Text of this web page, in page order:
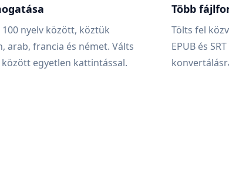
nyelv között, köztük
arab, francia és német. Válts
egyetlen kattintással.
Több
Tölts fel
EPUB és